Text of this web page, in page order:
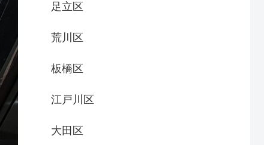
足立区
荒川区
板橋区
江戸川区
大田区